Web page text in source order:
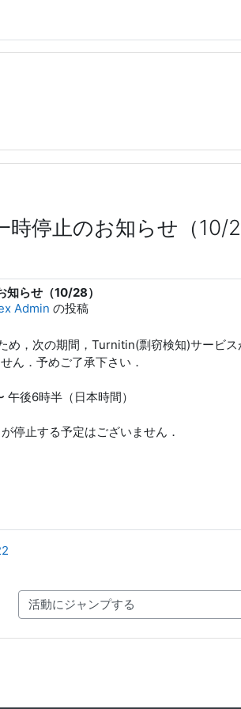
停止のお知らせ（10/
らせ（10/28）
Admin の投稿
め，次の期間，Turnitin(剽窃検知)サービ
ん．予めご了承下さい．
午後6時半（日本時間）
停止する予定はございません．
活動にジャンプする